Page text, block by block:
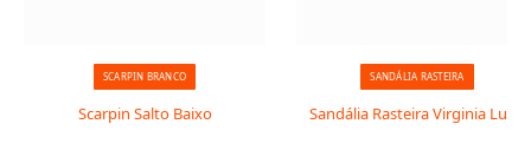
SCARPIN BRANCO
Scarpin Salto Baixo
SANDÁLIA RASTEIRA
Sandália Rasteira Virginia Luxo